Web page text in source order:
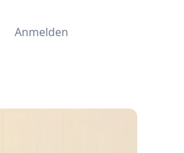
Anmelden